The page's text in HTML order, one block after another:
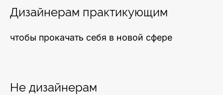
Дизайнерам практикующим
чтобы прокачать себя в новой сфере
Не дизайнерам